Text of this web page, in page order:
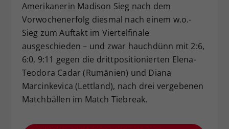
Amerikanerin Madison Sieg nach dem
Vorwochenerfolg diesmal nach einem w.o.-
Sieg zum Auftakt im Viertelfinale
ausgeschieden – und zwar hauchdünn mit 2:6,
6:0, 9:11 gegen die drittpositionierten Elena-
Teodora Cadar (Rumänien) und Diana
Marcinkevica (Lettland), nach drei vergebenen
Matchbällen im Match Tiebreak.